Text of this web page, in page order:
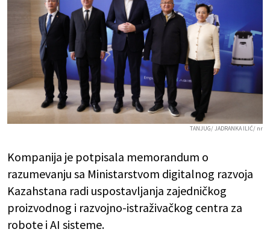
TANJUG/ JADRANKA ILIĆ/ nr
Kompanija je potpisala memorandum o
razumevanju sa Ministarstvom digitalnog razvoja
Kazahstana radi uspostavljanja zajedničkog
proizvodnog i razvojno-istraživačkog centra za
robote i AI sisteme.